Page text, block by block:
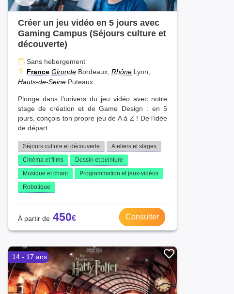
Créer un jeu vidéo en 5 jours avec
Gaming Campus (Séjours culture et
découverte)
Sans hebergement
France Gironde Bordeaux, Rhône Lyon,
Hauts-de-Seine Puteaux
Plonge dans l’univers du jeu vidéo avec notre
stage de création et de Game Design : en 5
jours, conçois ton propre jeu de A à Z ! De l’idée
de départ...
Séjours culture et découverte
Ateliers et stages
Cinéma et films
Dessin et peinture
Musique et chant
Programmation et jeux-vidéos
Robotique
450 Consulter
14 - 17 ans